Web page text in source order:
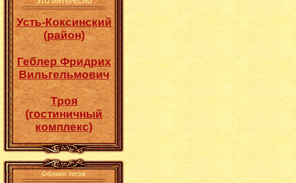
Усть-Коксинский
(район)
Геблер Фридрих
Вильгельмович
Троя
(гостиничный
комплекс)
Облако тегов